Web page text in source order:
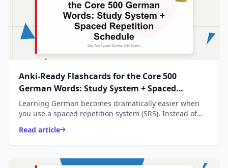
Anki-Ready Flashcards for the Core 500
German Words: Study System + Spaced
Repetition Schedule
Learning German becomes dramatically easier when
you use a spaced repetition system (SRS). Instead of
...
Read article